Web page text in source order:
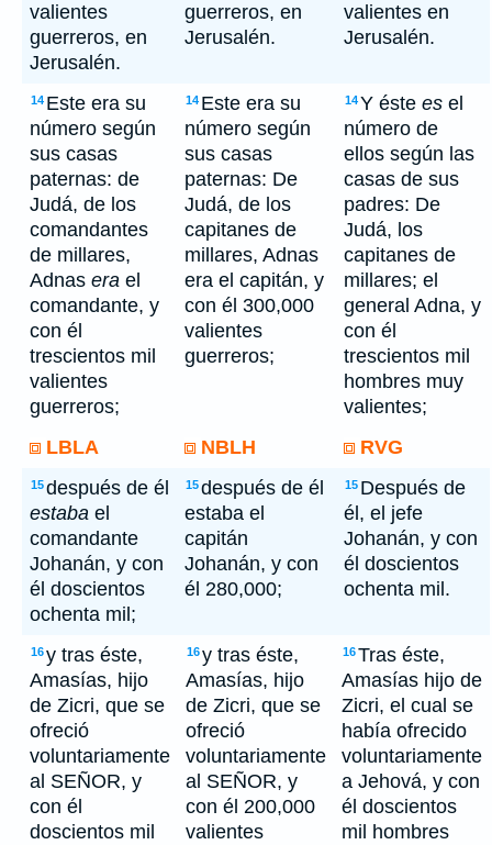
valientes
guerreros, en
Jerusalén.
guerreros, en
Jerusalén.
valientes en
Jerusalén.
14 Este era su
número según
sus casas
paternas: de
Judá, de los
comandantes
de millares,
Adnas era el
comandante, y
con él
trescientos mil
valientes
guerreros;
14 Este era su
número según
sus casas
paternas: De
Judá, de los
capitanes de
millares, Adnas
era el capitán, y
con él 300,000
valientes
guerreros;
14Y éste es el
número de
ellos según las
casas de sus
padres: De
Judá, los
capitanes de
millares; el
general Adna, y
con él
trescientos mil
hombres muy
valientes;
LBLA
NBLH RVG
15después de él
estaba el
comandante
Johanán, y con
él doscientos
ochenta mil;
15después de él
estaba el
capitán
Johanán, y con
él 280,000;
15 Después de
él, el jefe
Johanán, y con
él doscientos
ochenta mil.
16y tras éste,
Amasías, hijo
de Zicri, que se
ofreció
voluntariamente
al SEÑOR, y
con él
doscientos mil
16y tras éste,
Amasías, hijo
de Zicri, que se
ofreció
voluntariamente
al SEÑOR, y
con él 200,000
valientes
16Tras éste,
Amasías hijo de
Zicri, el cual se
había ofrecido
voluntariamente
a Jehová, y con
él doscientos
mil hombres